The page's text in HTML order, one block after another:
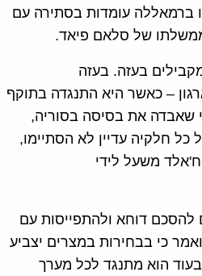
ברמאללה עומדות בסתירה עם
של סלאם פיאד.
בעזה. בעזה
– כאשר היא התנגדה בתוקף
שאבדה את בסיסה בסוריה,
כל חלקיה עדיין לא הסתיימו,
משעל לידי
להסכם דוחא ולהתפייסות עם
כי בבחירות במצרים יצביע
הוא מתנגד לכל מערך